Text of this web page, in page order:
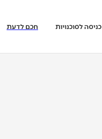
כניסה לסוכנויות חכם לדעת